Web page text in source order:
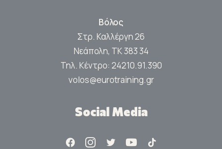
Βόλος
Στρ. Καλλέργη 26
Νεάπολη, ΤΚ 383 34
Τηλ. Κέντρο: 24210.91.390
volos@eurotraining.gr
Social Media